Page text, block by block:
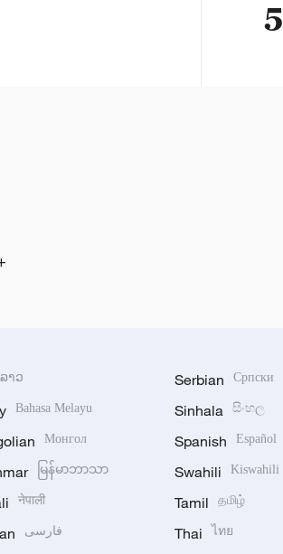
5
ລາວ
Bahasa Melayu
Монгол
မြန်မာဘာသာ
नेपाली
فارسی
Serbian Српски
Sinhala සිංහල
Spanish Español
Swahili Kiswahili
Tamil தமிழ்
Thai ไทย